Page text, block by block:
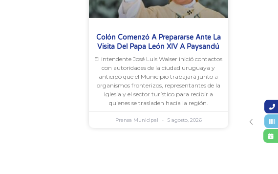
Colón Comenzó A Prepararse Ante La
Visita Del Papa León XIV A Paysandú
El intendente José Luis Walser inició contactos
con autoridades de la ciudad uruguaya y
anticipó que el Municipio trabajará junto a
organismos fronterizos, representantes de la
Iglesia y el sector turístico para recibir a
quienes se trasladen hacia la región.
Prensa Municipal 5 agosto, 2026